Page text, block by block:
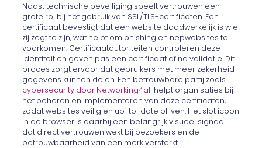
Naast technische beveiliging speelt vertrouwen een
grote rol bij het gebruik van SSL/TLS-certificaten. Een
certificaat bevestigt dat een website daadwerkelijk is wie
zij zegt te zijn, wat helpt om phishing en nepwebsites te
voorkomen. Certificaatautoriteiten controleren deze
identiteit en geven pas een certificaat af na validatie. Dit
proces zorgt ervoor dat gebruikers met meer zekerheid
gegevens kunnen delen. Een betrouwbare partij zoals
cybersecurity door Networking4all helpt organisaties bij
het beheren en implementeren van deze certificaten,
zodat websites veilig en up-to-date blijven. Het slot icoon
in de browser is daarbij een belangrijk visueel signaal
dat direct vertrouwen wekt bij bezoekers en de
betrouwbaarheid van een merk versterkt.